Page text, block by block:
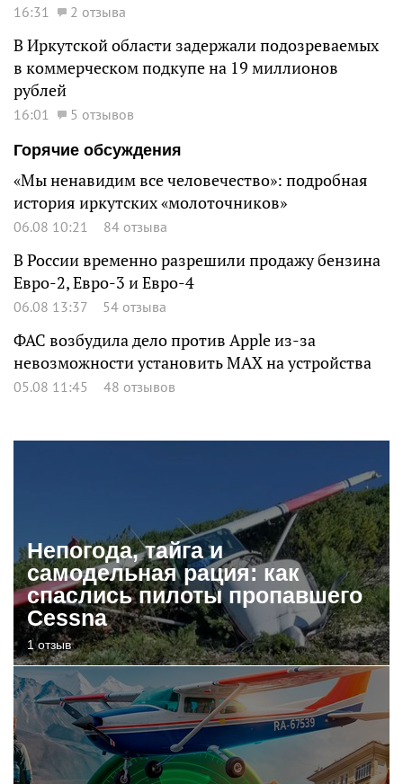
16:31 2 отзыва
В Иркутской области задержали подозреваемых
в коммерческом подкупе на 19 миллионов
рублей
16:01
5 отзывов
Горячие обсуждения
«Мы ненавидим все человечество»: подробная
история иркутских «молоточников»
06.08 10:21 84 отзыва
В России временно разрешили продажу бензина
Евро-2, Евро-3 и Евро-4
06.08 13:37 54 отзыва
ФАС возбудила дело против Apple из-за
невозможности установить MAX на устройства
05.08 11:45 48 отзывов
Непогода, тайга и
самодельная рация: как
спаслись пилоты пропавшего
Cessna
1 отзыв